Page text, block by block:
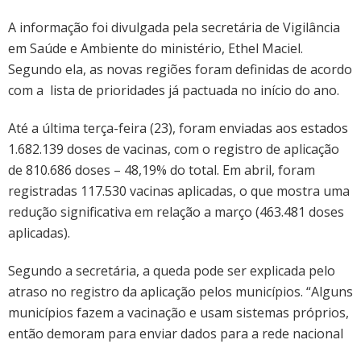
A informação foi divulgada pela secretária de Vigilância
em Saúde e Ambiente do ministério, Ethel Maciel.
Segundo ela, as novas regiões foram definidas de acordo
com a lista de prioridades já pactuada no início do ano.
Até a última terça-feira (23), foram enviadas aos estados
1.682.139 doses de vacinas, com o registro de aplicação
de 810.686 doses – 48,19% do total. Em abril, foram
registradas 117.530 vacinas aplicadas, o que mostra uma
redução significativa em relação a março (463.481 doses
aplicadas).
Segundo a secretária, a queda pode ser explicada pelo
atraso no registro da aplicação pelos municípios. “Alguns
municípios fazem a vacinação e usam sistemas próprios,
então demoram para enviar dados para a rede nacional